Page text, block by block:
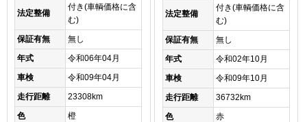
法定整備
付き(車輌価格に含
む)
保証有無
無し
年式
令和06年04月
車検
令和09年04月
走行距離
23308km
色
橙
法定整備
付き(車輌価格に含
む)
保証有無
無し
年式
令和02年10月
車検
令和09年10月
走行距離
36732km
色
赤